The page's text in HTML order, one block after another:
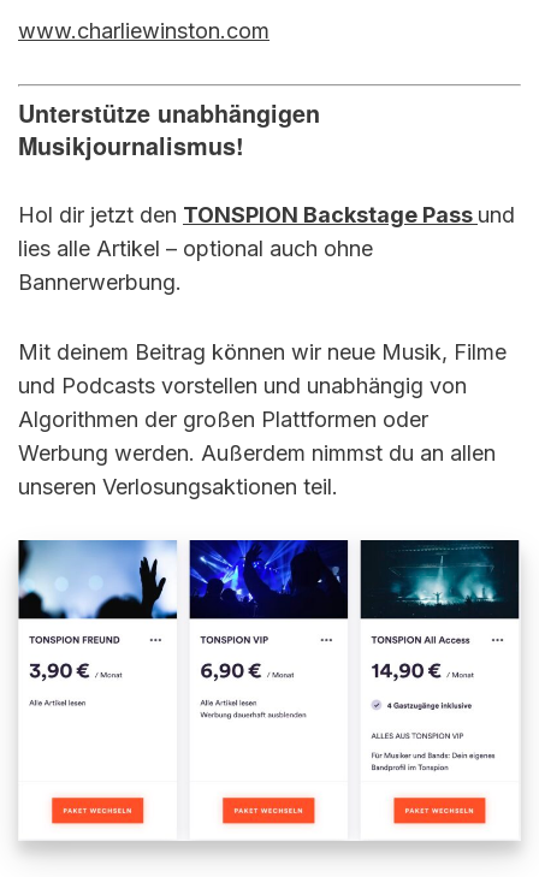
www.charliewinston.com
Unterstütze unabhängigen
Musikjournalismus!
Hol dir jetzt den TONSPION Backstage Pass und
lies alle Artikel – optional auch ohne
Bannerwerbung.
Mit deinem Beitrag können wir neue Musik, Filme
und Podcasts vorstellen und unabhängig von
Algorithmen der großen Plattformen oder
Werbung werden. Außerdem nimmst du an allen
unseren Verlosungsaktionen teil.